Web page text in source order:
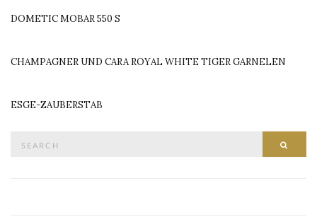
DOMETIC MOBAR 550 S
CHAMPAGNER UND CARA ROYAL WHITE TIGER GARNELEN
ESGE-ZAUBERSTAB